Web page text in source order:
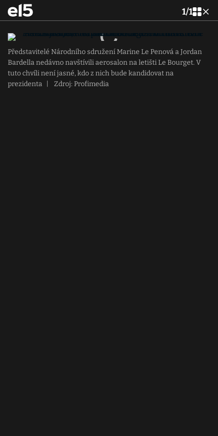
1/1
Představitelé Národního sdružení Marine Le Penová a Jordan
Bardella nedávno navštívili aerosalon na letišti Le Bourget. V
tuto chvíli není jasné, kdo z nich bude kandidovat na
prezidenta
Zdroj: Profimedia